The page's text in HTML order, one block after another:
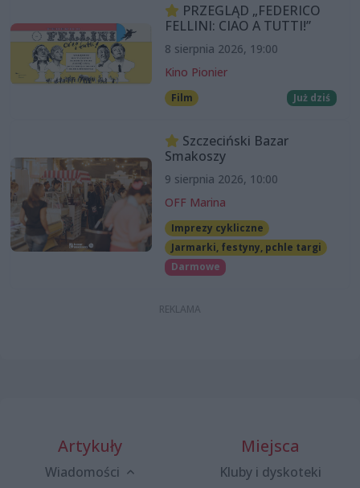
PRZEGLĄD „FEDERICO
FELLINI: CIAO A TUTTI!”
8 sierpnia 2026, 19:00
Kino Pionier
Film Już dziś
Szczeciński Bazar
Smakoszy
9 sierpnia 2026, 10:00
OFF Marina
Imprezy cykliczne
Jarmarki, festyny, pchle targi
Darmowe
Artykuły
Wiadomości
Miejsca
Kluby i dyskoteki